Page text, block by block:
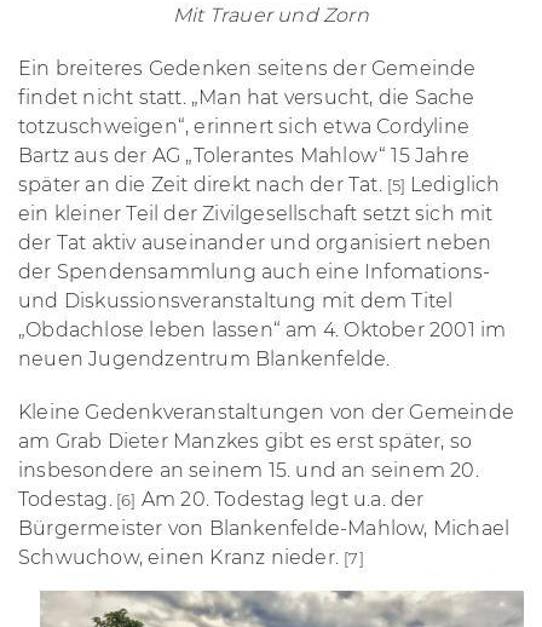
Mit Trauer und Zorn
Ein breiteres Gedenken seitens der Gemeinde
findet nicht statt. „Man hat versucht, die Sache
totzuschweigen“, erinnert sich etwa Cordyline
Bartz aus der AG „Tolerantes Mahlow“ 15 Jahre
später an die Zeit direkt nach der Tat. [5] Lediglich
ein kleiner Teil der Zivilgesellschaft setzt sich mit
der Tat aktiv auseinander und organisiert neben
der Spendensammlung auch eine Infomations-
und Diskussionsveranstaltung mit dem Titel
„Obdachlose leben lassen“ am 4. Oktober 2001 im
neuen Jugendzentrum Blankenfelde.
Kleine Gedenkveranstaltungen von der Gemeinde
am Grab Dieter Manzkes gibt es erst später, so
insbesondere an seinem 15. und an seinem 20.
Todestag. [6] Am 20. Todestag legt u.a. der
Bürgermeister von Blankenfelde-Mahlow, Michael
Schwuchow, einen Kranz nieder. [7]